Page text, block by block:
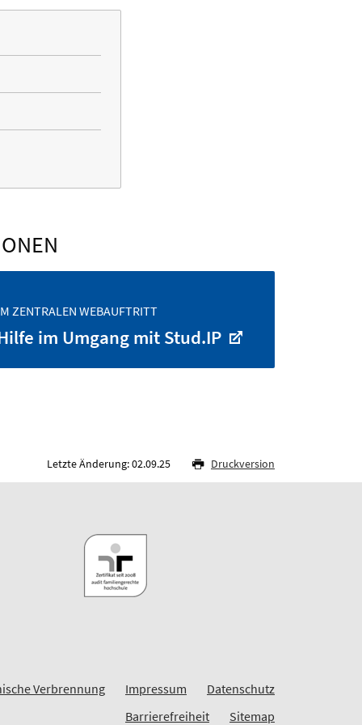
ZENTRALEN WEBAUFTRITT
im Umgang mit Stud.IP
Letzte Änderung: 02.09.25 Druckversion
Verbrennung Impressum
Datenschutz
Barrierefreiheit
Sitemap